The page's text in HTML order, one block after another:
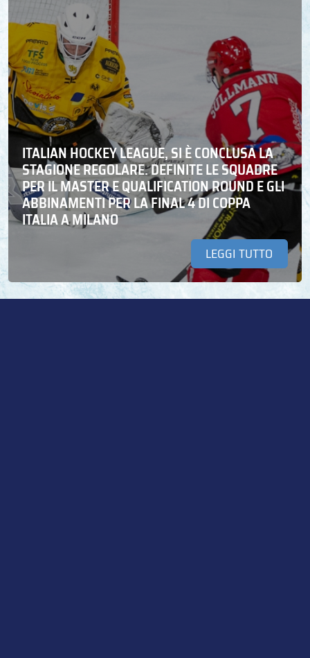
ITALIAN HOCKEY LEAGUE, SI È CONCLUSA LA
STAGIONE REGOLARE. DEFINITE LE SQUADRE
PER IL MASTER E QUALIFICATION ROUND E GLI
ABBINAMENTI PER LA FINAL 4 DI COPPA
ITALIA A MILANO
LEGGI TUTTO